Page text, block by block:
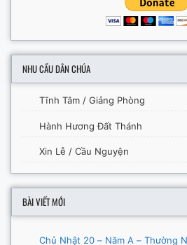
NHU CẦU DÂN CHÚA
Tĩnh Tâm / Giảng Phòng
Hành Hương Đất Thánh
Xin Lễ / Cầu Nguyện
BÀI VIẾT MỚI
Chủ Nhật 20 – Năm A – Thường